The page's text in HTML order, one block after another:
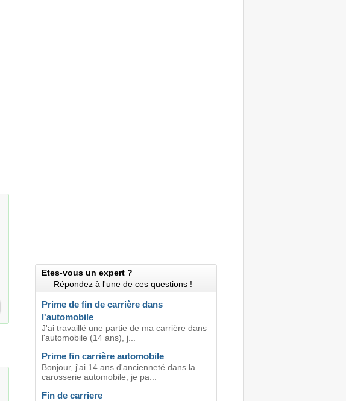
Etes-vous un expert ?
Répondez à l'une de ces questions !
Prime de fin de carrière dans
l'automobile
J'ai travaillé une partie de ma carrière dans
l'automobile (14 ans), j...
Prime fin carrière automobile
Bonjour, j'ai 14 ans d'ancienneté dans la
carosserie automobile, je pa...
Fin de carriere